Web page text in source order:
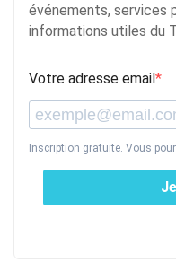
événements, services
informations utiles du
Votre adresse email
Inscription gratuite. Vous